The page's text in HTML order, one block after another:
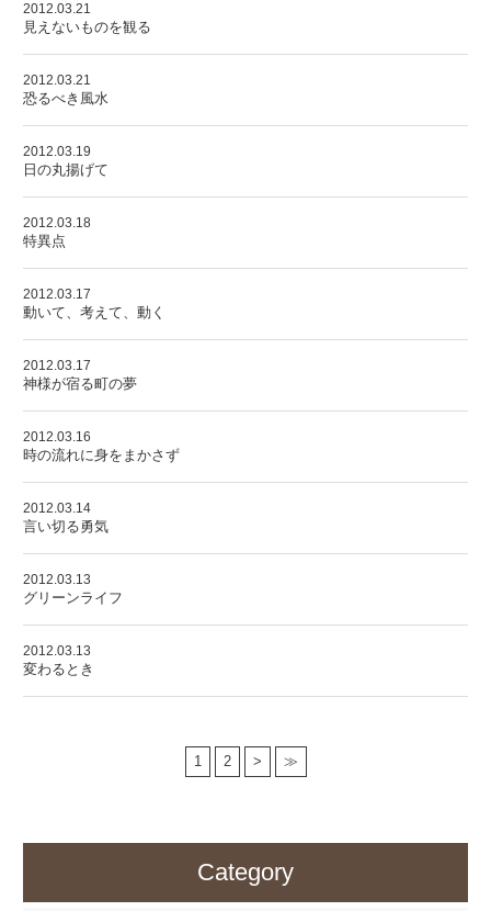
2012.03.21
見えないものを観る
2012.03.21
恐るべき風水
2012.03.19
日の丸揚げて
2012.03.18
特異点
2012.03.17
動いて、考えて、動く
2012.03.17
神様が宿る町の夢
2012.03.16
時の流れに身をまかさず
2012.03.14
言い切る勇気
2012.03.13
グリーンライフ
2012.03.13
変わるとき
1 2 > ≫
Category